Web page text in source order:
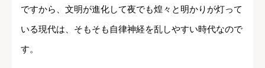
ですから、文明が進化して夜でも煌々と明かりが灯って
いる現代は、そもそも自律神経を乱しやすい時代なので
す。